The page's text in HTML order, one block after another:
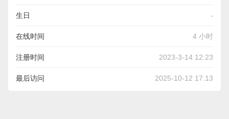
生日 -
在线时间 4 小时
注册时间 2023-3-14 12:23
最后访问 2025-10-12 17:13